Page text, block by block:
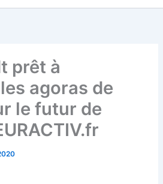
prêt à
agoras de
le futur de